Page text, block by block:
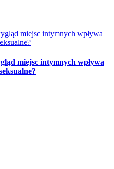
miejsc intymnych wpływa